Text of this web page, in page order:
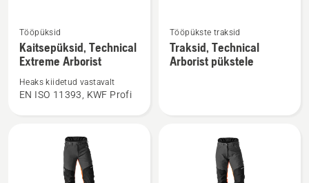
rohkem
üksikasju
Kaitsepüksid,
Tööpüksid
Kaitsepüksid, Technical
Extreme Arborist
Heaks kiidetud vastavalt
EN ISO 11393, KWF Profi
rohkem
üksikasju
Tööpükste traksid
Traksid, Technical
Arborist pükstele